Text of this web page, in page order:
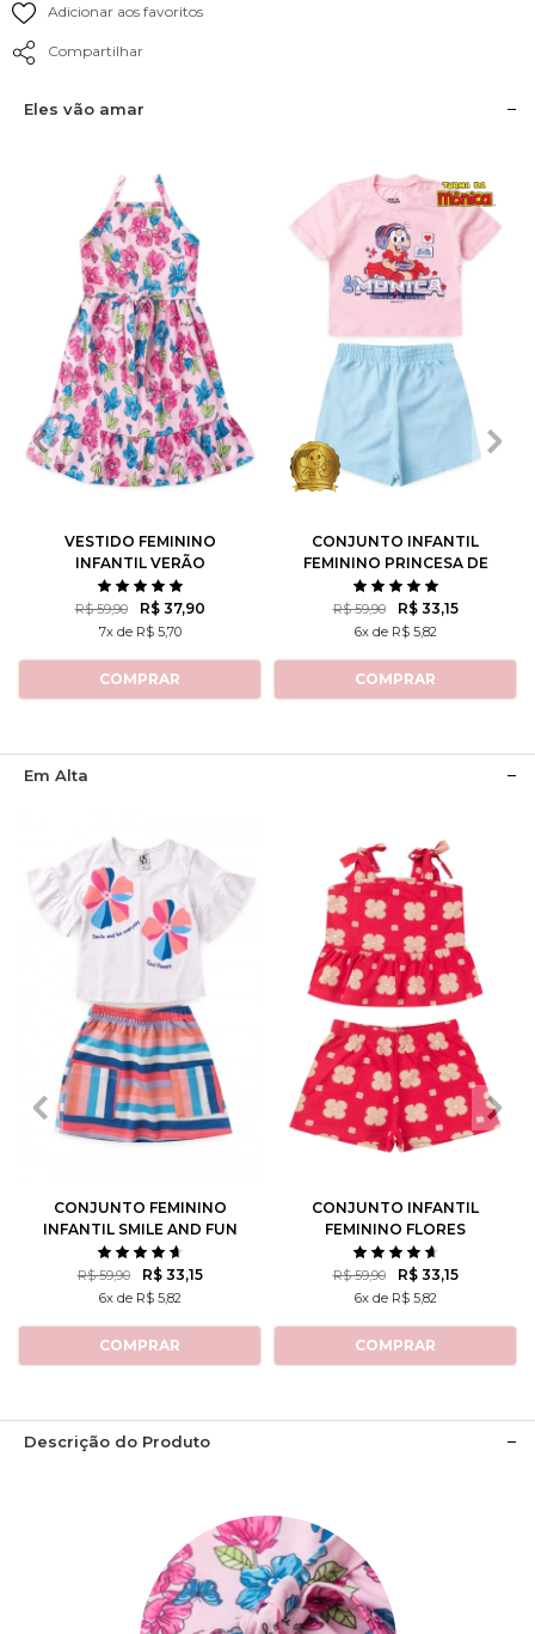
Adicionar aos favoritos
Compartilhar
Eles vão amar
2 3 4 6 8
10 12
VESTIDO FEMININO
INFANTIL VERÃO
FLORESCIDO
R$ 59,90 R$ 37,90
7x de R$ 5,70
COMPRAR
1 6
10
CONJUNTO INFANTIL
FEMININO PRINCESA DE
ATITUDE - TURMA DA
MÔNICA
R$ 59,90 R$ 33,15
6x de R$ 5,82
COMPRAR
Em Alta
2 3 4 6 8
CONJUNTO FEMININO
INFANTIL SMILE AND FUN
R$ 59,90 R$ 33,15
6x de R$ 5,82
COMPRAR
2 3 8
CONJUNTO INFANTIL
FEMININO FLORES
ROTATIVAS
R$ 59,90 R$ 33,15
6x de R$ 5,82
COMPRAR
Descrição do Produto